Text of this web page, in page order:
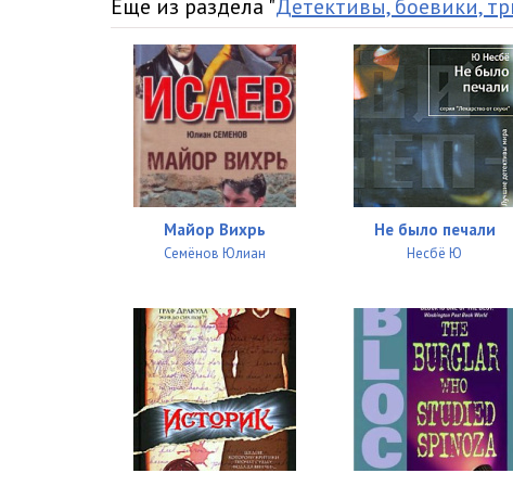
27
28
29
31
34. Глава 3. Жизни на карте
Еще из раздела "Детективы, боевики,
Майор Вихрь
Семёнов Юлиан
Не было печали
Несбё Ю